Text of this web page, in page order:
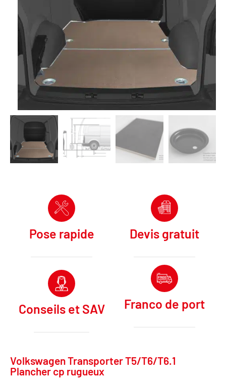
Volkswagen Transporter T5/T6/T6.1
Plancher cp rugueux
Pose rapide Devis gratuit
Conseils et SAV Franco de port